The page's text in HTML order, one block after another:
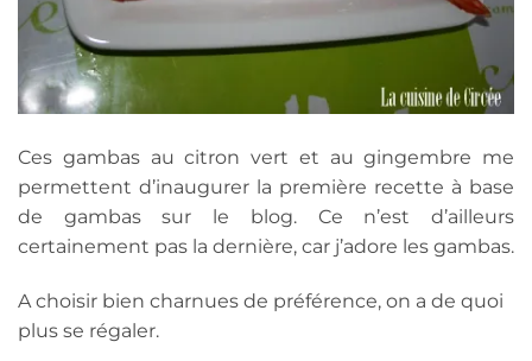
Ces gambas au citron vert et au gingembre me
permettent d’inaugurer la première recette à base
de gambas sur le blog. Ce n’est d’ailleurs
certainement pas la dernière, car j’adore les gambas.
A choisir bien charnues de préférence, on a de quoi
plus se régaler.